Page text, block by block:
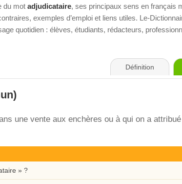
du mot adjudicataire, ses principaux sens en français
exemples d’emploi et liens utiles. Le-
quotidien : élèves, étudiants, rédacteurs,
Définition
une vente aux enchères ou à qui on a
» ?